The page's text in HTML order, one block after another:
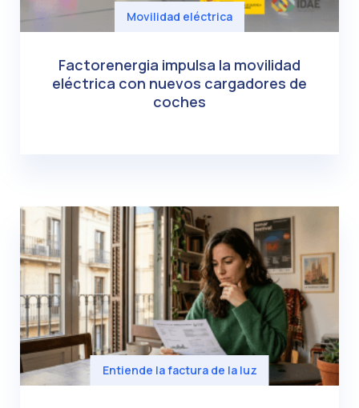
Movilidad eléctrica
Factorenergia impulsa la movilidad
eléctrica con nuevos cargadores de
coches
Entiende la factura de la luz